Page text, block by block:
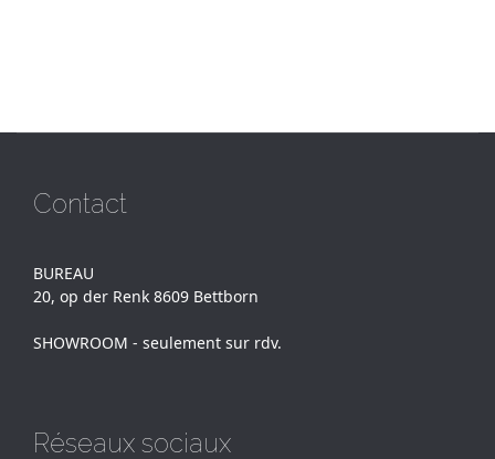
Contact
BUREAU
20, op der Renk 8609 Bettborn
SHOWROOM - seulement sur rdv.
Réseaux sociaux